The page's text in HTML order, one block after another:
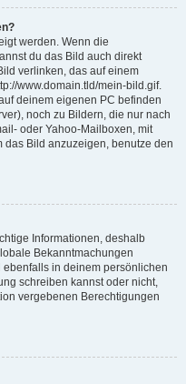
werden. Wenn die
du das Bild auch direkt
verlinken, das auf einem
www.domain.tld/mein-bild.gif.
deinem eigenen PC befinden
noch zu Bildern, die nur nach
oder Yahoo-Mailboxen, mit
das Bild anzuzeigen, benutze den
Informationen, deshalb
Bekanntmachungen
in deinem persönlichen
schreiben kannst oder nicht,
vergebenen Berechtigungen